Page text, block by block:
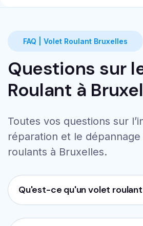
FAQ | Volet Roulant Bruxelles
Questions sur
Roulant à
Toutes vos questions sur
réparation et le
roulants à Bruxelles.
Qu'est-ce qu'un volet